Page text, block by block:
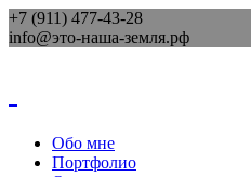
+7 (911) 477-43-28
info@это-наша-земля.рф
Обо мне
Портфолио